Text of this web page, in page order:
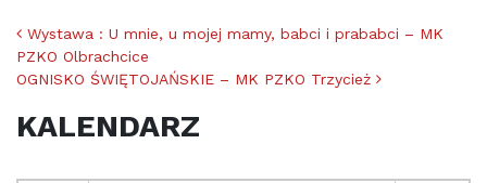
Nawigacja po artykułach
Wystawa : U mnie, u mojej mamy, babci i prababci – MK
PZKO Olbrachcice
OGNISKO ŚWIĘTOJAŃSKIE – MK PZKO Trzycież
KALENDARZ